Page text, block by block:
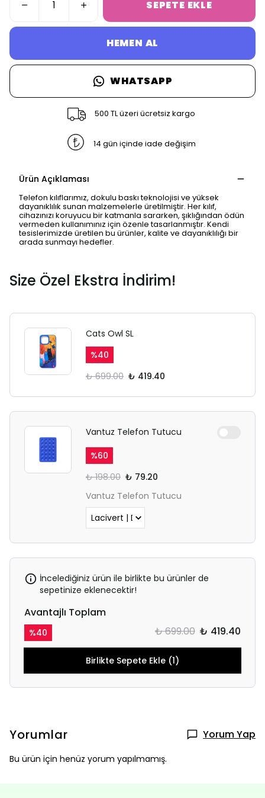
SEPETE EKLE
HEMEN AL
WHATSAPP
500 TL üzeri ücretsiz kargo
14 gün içinde iade değişim
Ürün Açıklaması
Telefon kılıflarımız, dokulu baskı teknolojisi ve yüksek
dayanıklılık sunan malzemelerle üretilmiştir. Her kılıf,
cihazınızı koruyucu bir katmanla sararken, şıklığından ödün
vermeden kullanımınız için özenle tasarlanmıştır. Kendi
tesislerimizde üretilen bu ürünler, kalite ve dayanıklılığı bir
arada sunmayı hedefler.
Size Özel Ekstra İndirim!
Cats Owl SL
%40
₺ 699.00 ₺ 419.40
Vantuz Telefon Tutucu
%60
₺ 198.00 ₺ 79.20
Vantuz Telefon Tutucu
İncelediğiniz ürün ile birlikte bu ürünler de
sepetinize eklenecektir!
Avantajlı Toplam
%40 ₺ 699.00 ₺ 419.40
Birlikte Sepete Ekle (1)
Yorumlar Yorum Yap
Bu ürün için henüz yorum yapılmamış.